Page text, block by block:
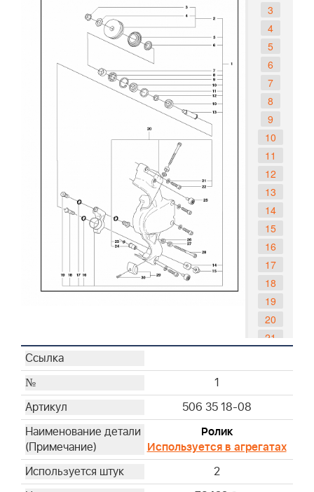
3
4
5
6
7
8
9
10
11
12
13
14
15
16
17
18
19
20
21
23
24
27
28
29
1
506 35 18-08
Ролик
Используется в агрегатах
2